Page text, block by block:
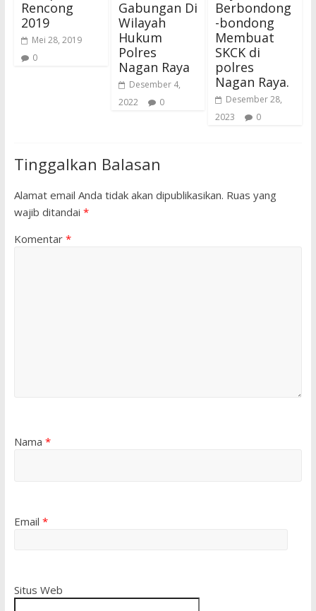
Rencong
2019
Mei 28, 2019
0
Gabungan Di
Wilayah
Hukum
Polres
Nagan Raya
Desember 4,
2022
0
Berbondong
-bondong
Membuat
SKCK di
polres
Nagan Raya.
Desember 28,
2023
0
Tinggalkan Balasan
Alamat email Anda tidak akan dipublikasikan. Ruas yang
wajib ditandai *
Komentar *
Nama *
Email *
Situs Web